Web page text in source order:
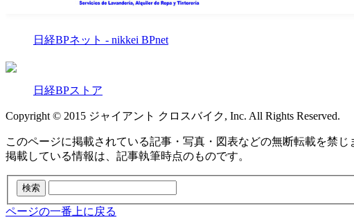
日経BPネット - nikkei BPnet
日経BPストア
Copyright © 2015 ジャイアント クロスバイク, Inc. All Rights Reserved.
このページに掲載されている記事・写真・図表などの無断転載を禁じ
掲載している情報は、記事執筆時点のものです。
ページの一番上に戻る